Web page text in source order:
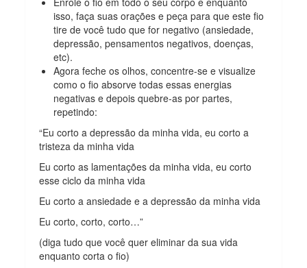
isso, faça suas orações e peça para que este fio
tire de você tudo que for negativo (ansiedade,
depressão, pensamentos negativos, doenças,
etc).
Agora feche os olhos, concentre-se e visualize
como o fio absorve todas essas energias
negativas e depois quebre-as por partes,
repetindo:
“Eu corto a depressão da minha vida, eu corto a
tristeza da minha vida
Eu corto as lamentações da minha vida, eu corto
esse ciclo da minha vida
Eu corto a ansiedade e a depressão da minha vida
Eu corto, corto, corto…”
(diga tudo que você quer eliminar da sua vida
enquanto corta o fio)